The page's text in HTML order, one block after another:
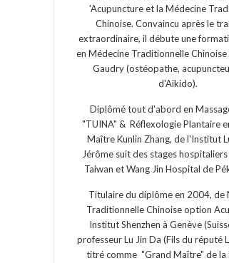
'Acupuncture et la Médecine
Chinoise. Convaincu après le
extraordinaire, il débute une
en Médecine Traditionnelle
Gaudry (ostéopathe,
d'Aïkido).
Diplômé tout d'abord en
"TUINA" & Réflexologie Plantaire
Maître Kunlin Zhang, de l'Institut
Jérôme suit des stages
Taiwan et Wang Jin Hospital de
Titulaire du diplôme en 2004, de
Traditionnelle Chinoise option
Institut Shenzhen à Genève
professeur Lu Jin Da (Fils du réputé
titré comme "Grand Maître" de la